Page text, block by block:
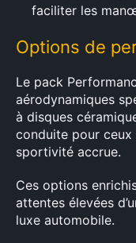
faciliter les
Options de
Le pack
aérodynamiques
à disques
conduite pour
sportivité accrue.
Ces options
attentes élevées
luxe automobile.
Rechercher